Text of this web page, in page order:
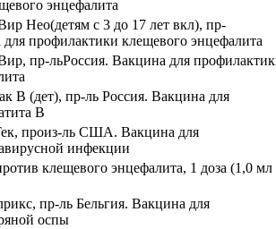
энцефалита
Нео(детям с 3 до 17 лет вкл), пр-
профилактики клещевого энцефалита
пр-льРоссия. Вакцина для
В (дет), пр-ль Россия. Вакцина для
В
произ-ль США. Вакцина для
инфекции
клещевого энцефалита, 1 доза (1,0 мл
пр-ль Бельгия. Вакцина для
оспы